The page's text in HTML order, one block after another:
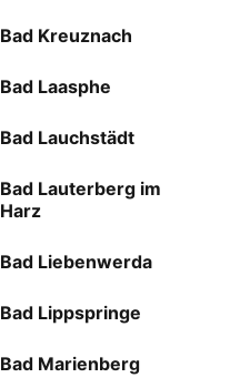
Bad Kreuznach
Bad Laasphe
Bad Lauchstädt
Bad Lauterberg im
Harz
Bad Liebenwerda
Bad Lippspringe
Bad Marienberg